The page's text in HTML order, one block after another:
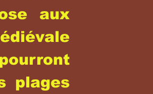
aux
plages